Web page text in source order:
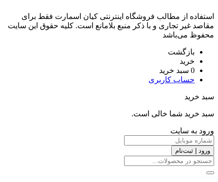
استفاده از مطالب فروشگاه اینترنتی کیان اسمارت فقط برای
مقاصد غیر تجاری و با ذکر منبع بلامانع است. کليه حقوق اين سايت
محفوظ می‌باشد
بازگشت
خرید
0 سبد خرید
حساب کاربری
سبد خرید
سبد خرید شما خالی است.
ورود به سایت
ورود | ثبت‌نام